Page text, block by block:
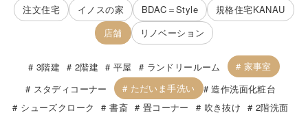
注文住宅 イノスの家 BDAC＝Style
規格住宅KANAU
店舗
リノベーション
3階建 2階建 平屋 ランドリールーム
家事室
スタディコーナー
ただいま手洗い
造作洗面化粧台
シューズクローク
書斎 畳コーナー 吹き抜け
2階洗面